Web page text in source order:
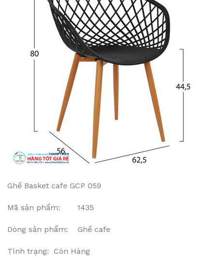
Ghế Basket cafe GCP 059
Mã sản phẩm: 1435
Dòng sản phẩm: Ghế cafe
Tình trạng: Còn Hàng